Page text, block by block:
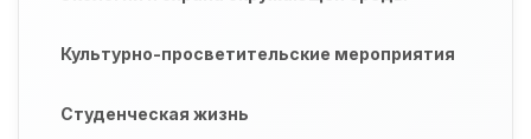
Культурно-просветительские мероприятия
Студенческая жизнь